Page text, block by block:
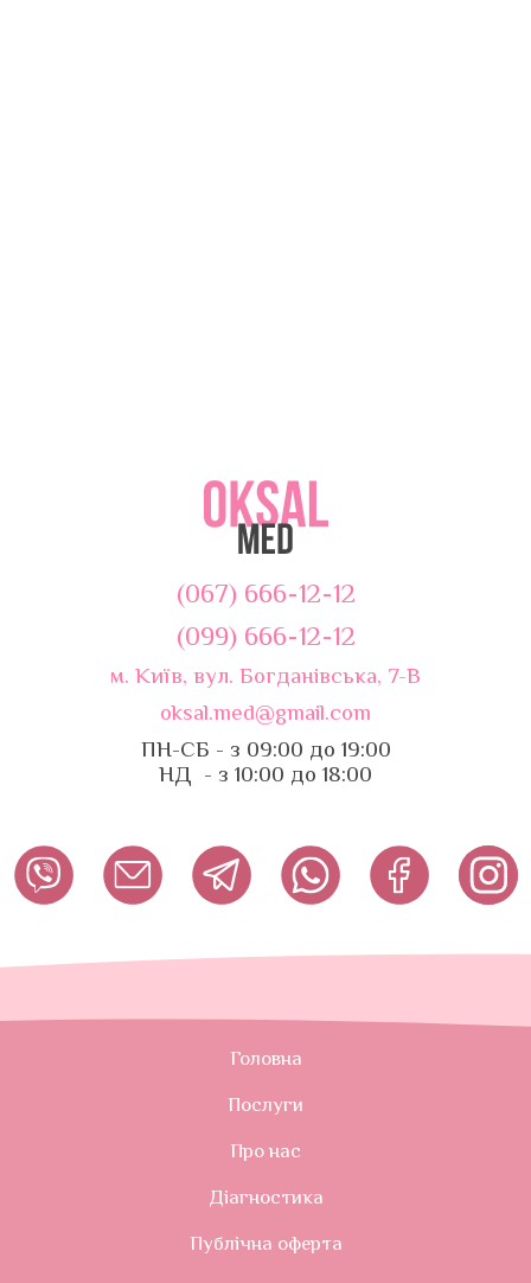
(067) 666-12-12
(099) 666-12-12
м. Київ, вул. Богданівська, 7-В
oksal.med@gmail.com
ПН-СБ - з 09:00 до 19:00
НД - з 10:00 до 18:00
Головна
Послуги
Про нас
Діагностика
Публічна оферта